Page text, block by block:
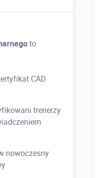
to
CAD
trenerzy
nowoczesny